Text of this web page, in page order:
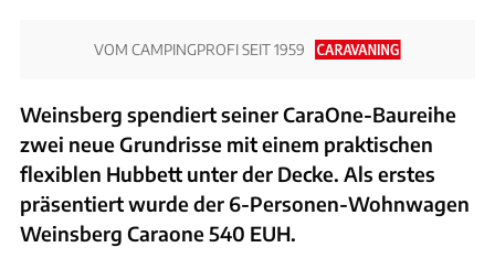
VOM CAMPINGPROFI SEIT 1959
Weinsberg spendiert seiner CaraOne-Baureihe
zwei neue Grundrisse mit einem praktischen
flexiblen Hubbett unter der Decke. Als erstes
präsentiert wurde der 6-Personen-Wohnwagen
Weinsberg Caraone 540 EUH.